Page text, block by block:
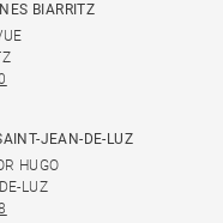
BIARRITZ
JEAN-DE-LUZ
HUGO
LUZ